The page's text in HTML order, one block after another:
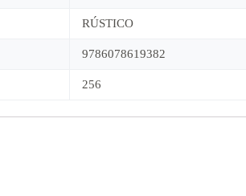
RÚSTICO
9786078619382
256